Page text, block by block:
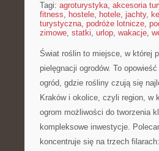
Tagi: agroturystyka, akcesoria
fitness, hostele, hotele, jachty,
turystyczna, podróże lotnicze,
zimowe, statki, urlop, wakacje,
Świat roślin to miejsce, w której
pielęgnacji ogrodów. To
ogród, gdzie rośliny czują się
Kraków i okolice, czyli region, w
ogrom możliwości do tworzenia
kompleksowe inwestycje.
koncentruje się na trzech